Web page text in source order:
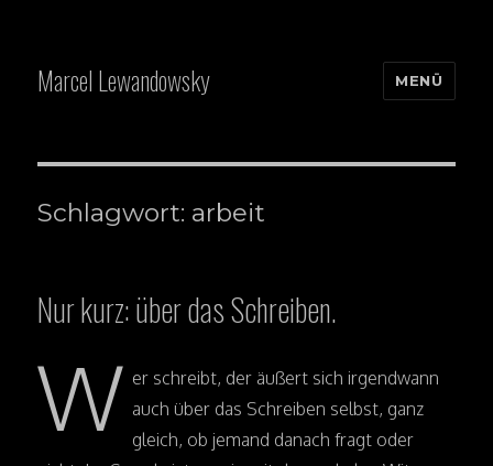
Marcel Lewandowsky MENÜ
Schlagwort: arbeit
Nur kurz: über das Schreiben.
W er schreibt, der äußert sich irgendwann
auch über das Schreiben selbst, ganz
gleich, ob jemand danach fragt oder